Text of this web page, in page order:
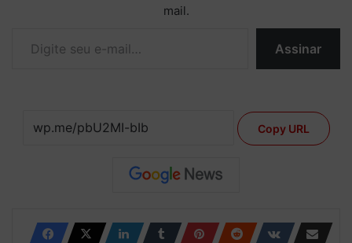
mail.
Assinar
Copy URL